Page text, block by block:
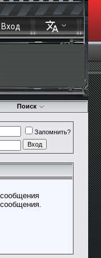
Вход
Поиск
Запомнить?